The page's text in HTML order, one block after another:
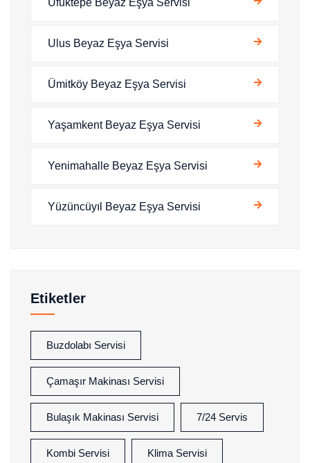
Ulus Beyaz Eşya Servisi
Ümitköy Beyaz Eşya Servisi
Yaşamkent Beyaz Eşya Servisi
Yenimahalle Beyaz Eşya Servisi
Yüzüncüyıl Beyaz Eşya Servisi
Etiketler
Buzdolabı Servisi
Çamaşır Makinası Servisi
Bulaşık Makinası Servisi 7/24 Servis
Kombi Servisi Klima Servisi